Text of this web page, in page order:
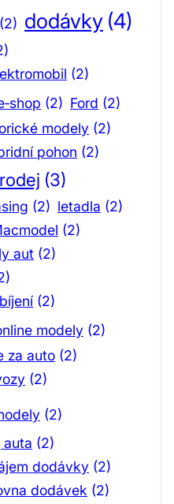
(2) dodávky (4)
(2)
(2) Ford (2)
modely (2)
pohon (2)
(3)
(2) letadla (2)
(2)
aut (2)
(2)
modely (2)
za auto (2)
(2)
(2)
auta (2)
dodávky (2)
dodávek (2)